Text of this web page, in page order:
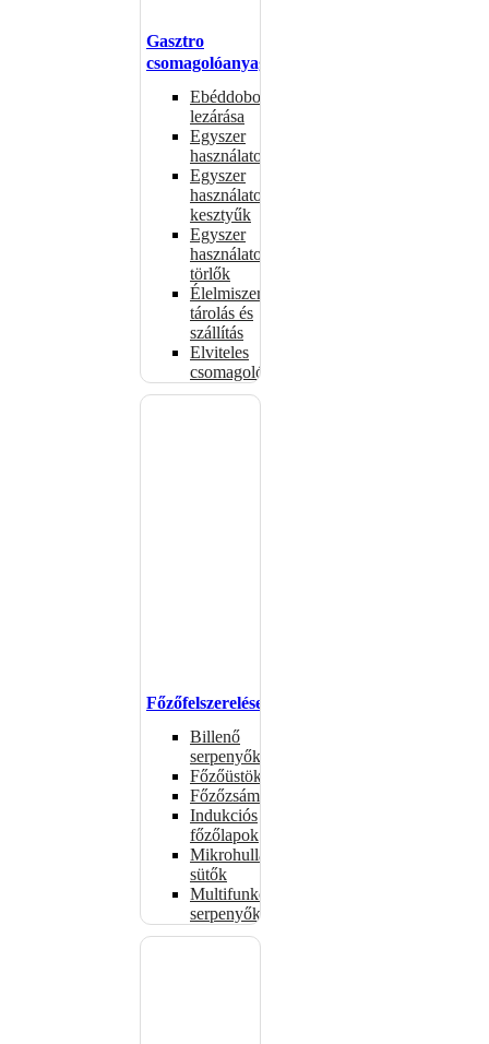
Gasztro
csomagolóanyagok
Ebéddobozok
lezárása
Egyszer
használatos
Egyszer
használatos
kesztyűk
Egyszer
használatos
törlők
Élelmiszer-
tárolás és
szállítás
Elviteles
csomagolóanyagok
Főzőfelszerelések
Billenő
serpenyők
Főzőüstök
Főzőzsámolyok
Indukciós
főzőlapok
Mikrohullámú
sütők
Multifunkciós
serpenyők